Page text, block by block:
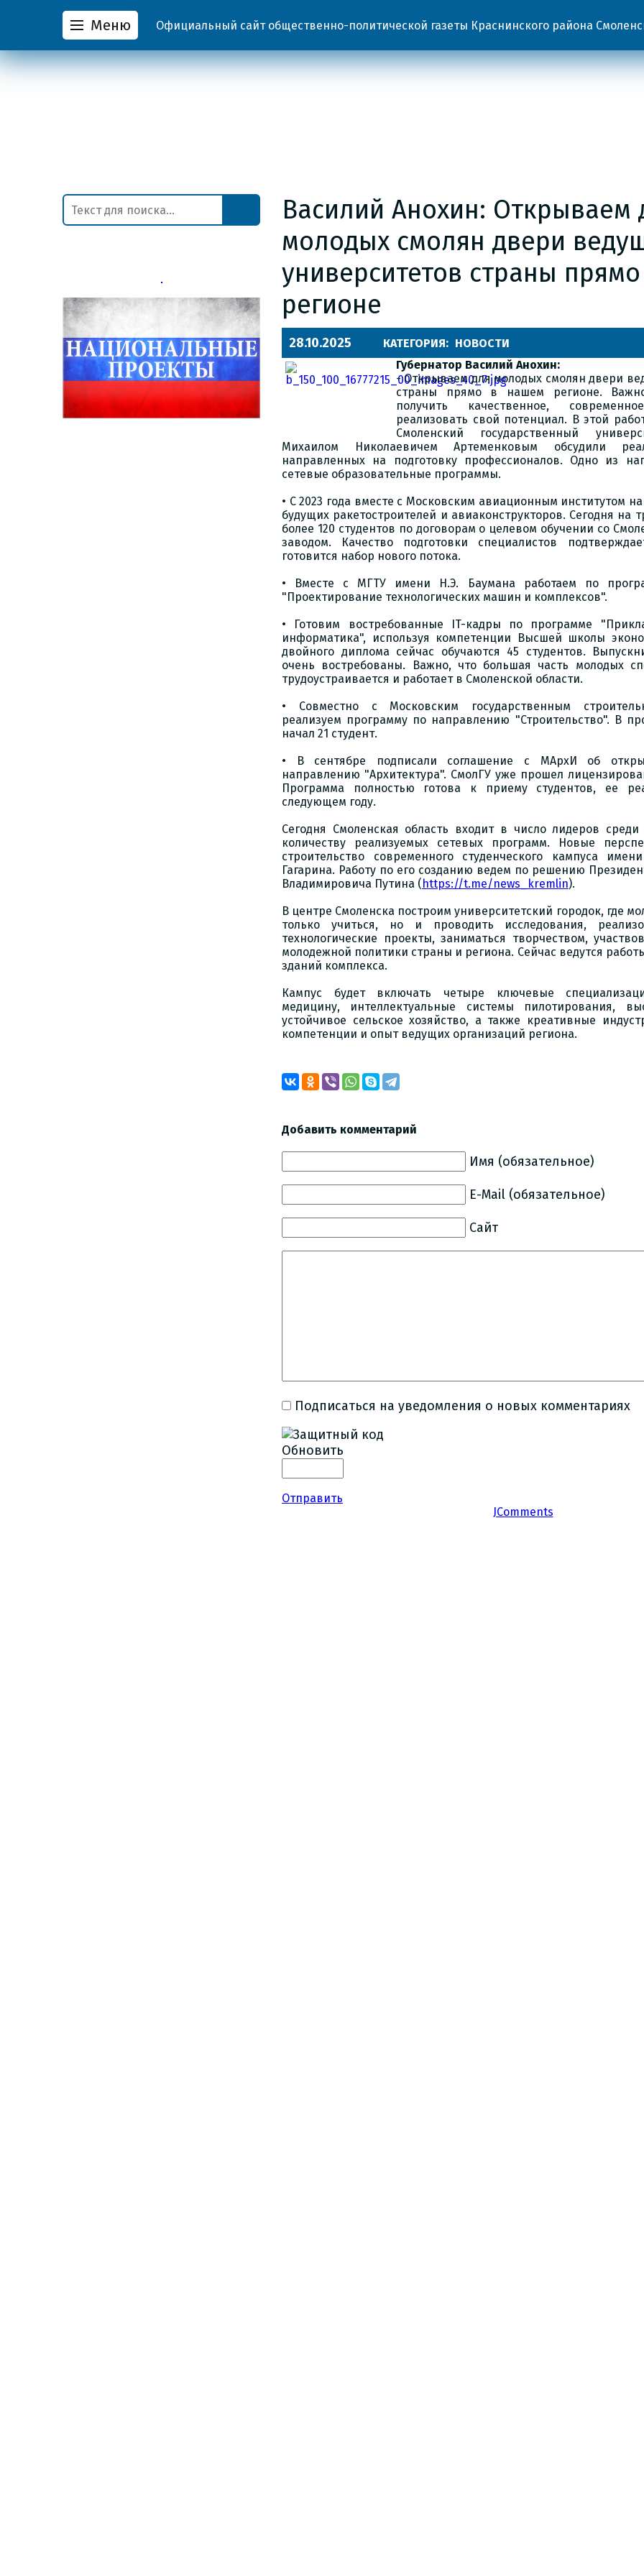
Меню Официальный сайт общественно-политической газеты Краснинского района
Василий Анохин: Открываем
молодых смолян двери
университетов страны
регионе
28.10.2025 КАТЕГОРИЯ: НОВОСТИ
Губернатор Василий Анохин:
- Открываем для молодых смолян двери
страны прямо в нашем регионе.
получить качественное,
реализовать свой потенциал. В этой
Смоленский государственный
Михаилом Николаевичем Артеменковым обсудили
направленных на подготовку профессионалов. Одно из
сетевые образовательные программы.
• С 2023 года вместе с Московским авиационным институтом
будущих ракетостроителей и авиаконструкторов. Сегодня на
более 120 студентов по договорам о целевом обучении со
заводом. Качество подготовки специалистов
готовится набор нового потока.
• Вместе с МГТУ имени Н.Э. Баумана работаем по
"Проектирование технологических машин и комплексов".
• Готовим востребованные IT-кадры по программе
информатика", используя компетенции Высшей школы
двойного диплома сейчас обучаются 45 студентов.
очень востребованы. Важно, что большая часть молодых
трудоустраивается и работает в Смоленской области.
• Совместно с Московским государственным
реализуем программу по направлению "Строительство". В
начал 21 студент.
• В сентябре подписали соглашение с МАрхИ об
направлению "Архитектура". СмолГУ уже прошел
Программа полностью готова к приему студентов, ее
следующем году.
Сегодня Смоленская область входит в число лидеров
количеству реализуемых сетевых программ. Новые
строительство современного студенческого кампуса
Гагарина. Работу по его созданию ведем по решению
Владимировича Путина (https://t.me/news_kremlin).
В центре Смоленска построим университетский городок, где
только учиться, но и проводить исследования,
технологические проекты, заниматься творчеством,
молодежной политики страны и региона. Сейчас ведутся
зданий комплекса.
Кампус будет включать четыре ключевые
медицину, интеллектуальные системы пилотирования,
устойчивое сельское хозяйство, а также креативные
компетенции и опыт ведущих организаций региона.
Добавить комментарий
Имя (обязательное)
E-Mail (обязательное)
Сайт
Подписаться на уведомления о новых комментариях
Обновить
Отправить
JComments